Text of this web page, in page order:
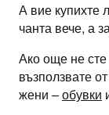
А вие купихте
чанта вече, а
Ако още не
възползвате
жени –обувки